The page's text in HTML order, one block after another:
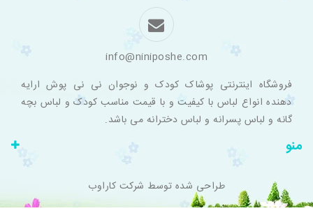
info@niniposhe.com
فروشگاه اینترنتی پوشاک کودک و نوجوان نی نی پوش ارایه
دهنده انواع لباس با کیفیت و با قیمت مناسب کودک و لباس بچه
گانه و لباس پسرانه و لباس دخترانه می باشد.
منو
طراحی شده توسط شرکت کاراوب